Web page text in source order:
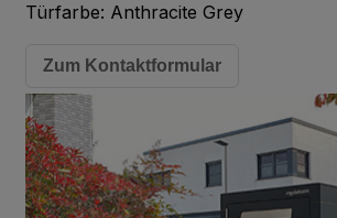
Türfarbe: Anthracite Grey
Zum Kontaktformular